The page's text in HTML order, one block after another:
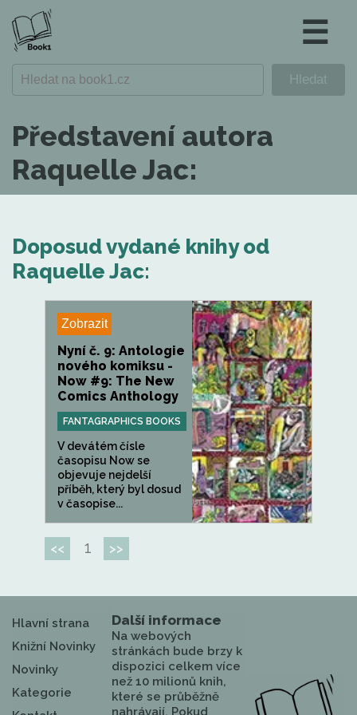
☰
Představení autora
Raquelle Jac:
Doposud vydané knihy od
Raquelle Jac:
Zobrazit
Nyní č. 9: Antologie
nového komiksu -
Now #9: The New
Comics Anthology
FANTAGRAPHICS BOOKS
V devátém čísle
časopisu Now se
objevuje nejdelší
příběh, který byl dosud
v časopise...
<< 1 >>
Hlavní strana
Knižní Novinky
Novinky
Kategorie
Další informace
Na webových
stránkách bude brzy k
dispozici celkem více
než 10 milionů knih,
které se průběžně
nahrávají. Pokud